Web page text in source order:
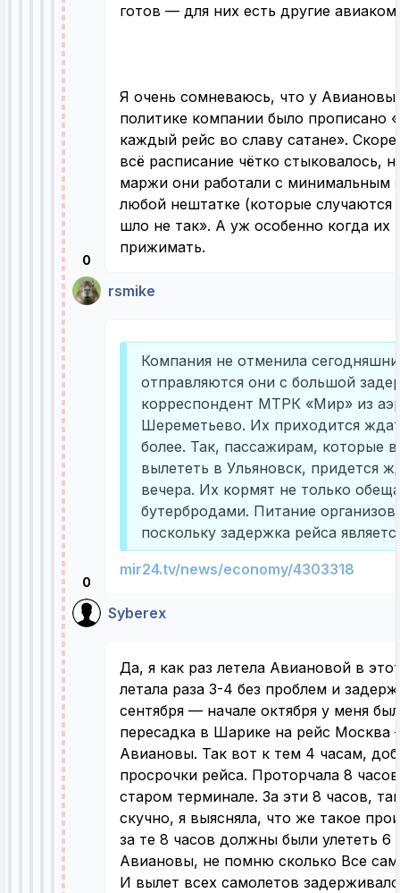
0
готов — для них есть другие
Я очень сомневаюсь, что у
политике компании было прописано
каждый рейс во славу сатане».
всё расписание чётко стыковалось,
маржи они работали с минимальным
любой нештатке (которые случаются
шло не так». А уж особенно когда их
прижимать.
rsmike
0
Компания не отменила
отправляются они с большой
корреспондент МТРК «Мир» из
Шереметьево. Их приходится
более. Так, пассажирам, которые в
вылететь в Ульяновск, придется
вечера. Их кормят не только
бутербродами. Питание
поскольку задержка рейса
mir24.tv/news/economy/4303318
Syberex
Да, я как раз летела Авиановой в
летала раза 3-4 без проблем и
сентября — начале октября у меня
пересадка в Шарике на рейс Москва
Авиановы. Так вот к тем 4 часам,
просрочки рейса. Проторчала 8
старом терминале. За эти 8 часов,
скучно, я выясняла, что же такое
за те 8 часов должны были улететь 6
Авиановы, не помню сколько Все
И вылет всех самолетов